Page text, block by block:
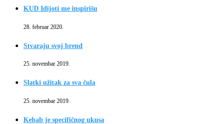
KUD Idijoti me inspirišu
28. februar 2020.
Stvaraju svoj brend
25. novembar 2019.
Slatki užitak za sva čula
25. novembar 2019.
Kebab je specifičnog ukusa